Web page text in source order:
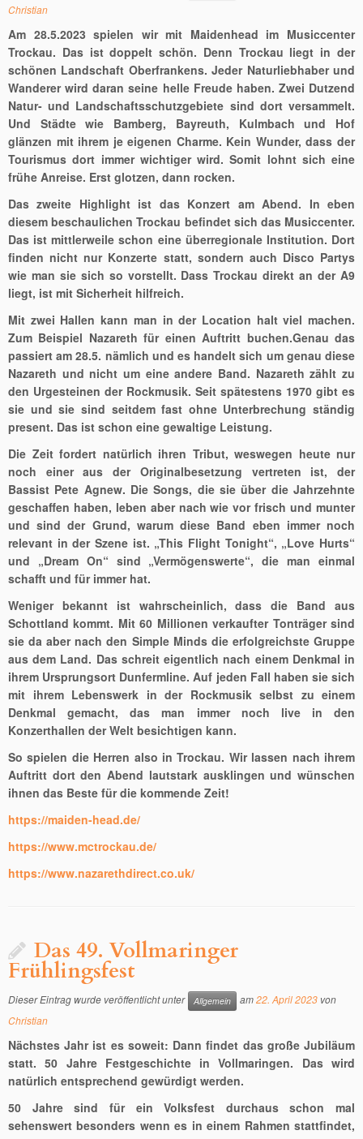
Christian
Am 28.5.2023 spielen wir mit Maidenhead im Musiccenter
Trockau. Das ist doppelt schön. Denn Trockau liegt in der
schönen Landschaft Oberfrankens. Jeder Naturliebhaber und
Wanderer wird daran seine helle Freude haben. Zwei Dutzend
Natur- und Landschaftsschutzgebiete sind dort versammelt.
Und Städte wie Bamberg, Bayreuth, Kulmbach und Hof
glänzen mit ihrem je eigenen Charme. Kein Wunder, dass der
Tourismus dort immer wichtiger wird. Somit lohnt sich eine
frühe Anreise. Erst glotzen, dann rocken.
Das zweite Highlight ist das Konzert am Abend. In eben
diesem beschaulichen Trockau befindet sich das Musiccenter.
Das ist mittlerweile schon eine überregionale Institution. Dort
finden nicht nur Konzerte statt, sondern auch Disco Partys
wie man sie sich so vorstellt. Dass Trockau direkt an der A9
liegt, ist mit Sicherheit hilfreich.
Mit zwei Hallen kann man in der Location halt viel machen.
Zum Beispiel Nazareth für einen Auftritt buchen.Genau das
passiert am 28.5. nämlich und es handelt sich um genau diese
Nazareth und nicht um eine andere Band. Nazareth zählt zu
den Urgesteinen der Rockmusik. Seit spätestens 1970 gibt es
sie und sie sind seitdem fast ohne Unterbrechung ständig
present. Das ist schon eine gewaltige Leistung.
Die Zeit fordert natürlich ihren Tribut, weswegen heute nur
noch einer aus der Originalbesetzung vertreten ist, der
Bassist Pete Agnew. Die Songs, die sie über die Jahrzehnte
geschaffen haben, leben aber nach wie vor frisch und munter
und sind der Grund, warum diese Band eben immer noch
relevant in der Szene ist. „This Flight Tonight“, „Love Hurts“
und „Dream On“ sind „Vermögenswerte“, die man einmal
schafft und für immer hat.
Weniger bekannt ist wahrscheinlich, dass die Band aus
Schottland kommt. Mit 60 Millionen verkaufter Tonträger sind
sie da aber nach den Simple Minds die erfolgreichste Gruppe
aus dem Land. Das schreit eigentlich nach einem Denkmal in
ihrem Ursprungsort Dunfermline. Auf jeden Fall haben sie sich
mit ihrem Lebenswerk in der Rockmusik selbst zu einem
Denkmal gemacht, das man immer noch live in den
Konzerthallen der Welt besichtigen kann.
So spielen die Herren also in Trockau. Wir lassen nach ihrem
Auftritt dort den Abend lautstark ausklingen und wünschen
ihnen das Beste für die kommende Zeit!
https://maiden-head.de/
https://www.mctrockau.de/
https://www.nazarethdirect.co.uk/
Das 49. Vollmaringer
Frühlingsfest
Dieser Eintrag wurde veröffentlicht unter Allgemein am22. April 2023 von
Christian
Nächstes Jahr ist es soweit: Dann findet das große Jubiläum
statt. 50 Jahre Festgeschichte in Vollmaringen. Das wird
natürlich entsprechend gewürdigt werden.
50 Jahre sind für ein Volksfest durchaus schon mal
sehenswert besonders wenn es in einem Rahmen stattfindet,